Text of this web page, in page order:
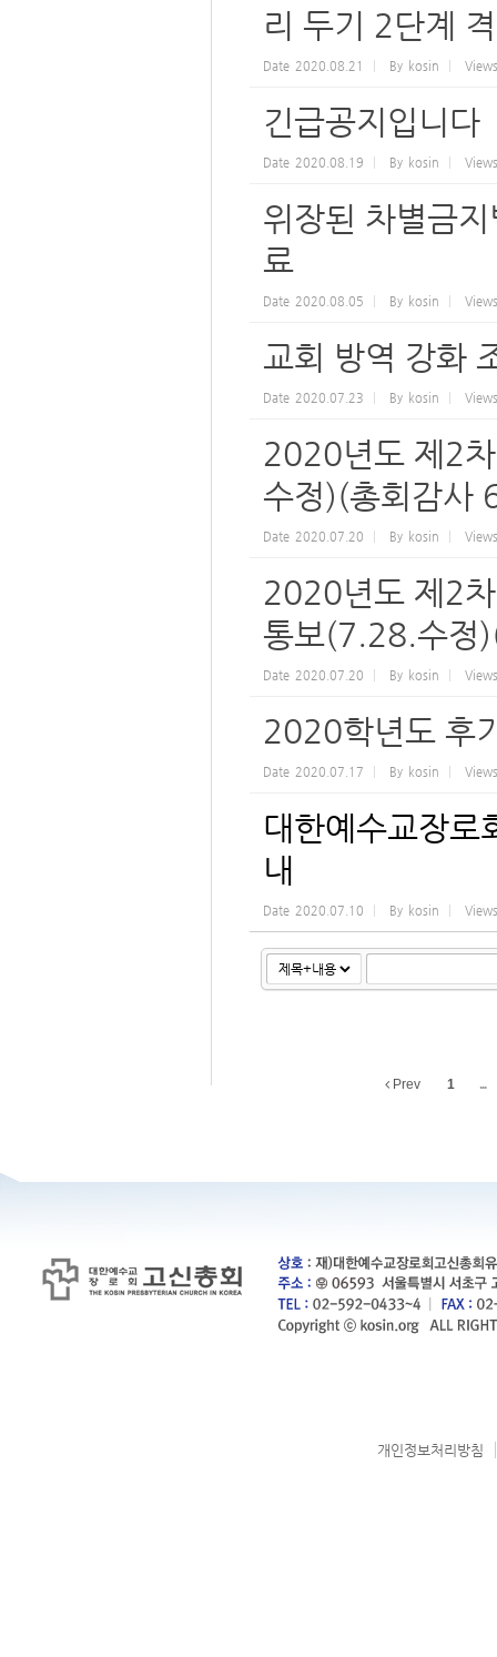
리 두기 2단계
Date 2020.08.21 By kosin Views
긴급공지입니다
Date 2020.08.19 By kosin Views
위장된 차별금
료
Date 2020.08.05 By kosin Views
교회 방역 강화
Date 2020.07.23 By kosin Views
2020년도 제2
수정)(총회감사
Date 2020.07.20 By kosin Views
2020년도 제2
통보(7.28.수정
Date 2020.07.20 By kosin Views
2020학년도 후
Date 2020.07.17 By kosin Views
대한예수교장로
내
Date 2020.07.10 By kosin Views
Prev 1 ...
개인정보처리방침